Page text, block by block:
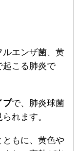
エンザ菌、黄
起こる肺炎で
プで、肺炎球菌
れます。
もに、黄色や